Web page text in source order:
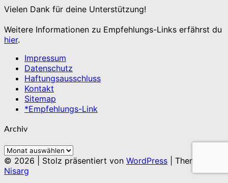
Vielen Dank für deine Unterstützung!
Weitere Informationen zu Empfehlungs-Links erfährst du
hier.
Impressum
Datenschutz
Haftungsausschluss
Kontakt
Sitemap
*Empfehlungs-Link
Archiv
Archiv
© 2026
Stolz präsentiert von WordPress
Theme:
Nisarg